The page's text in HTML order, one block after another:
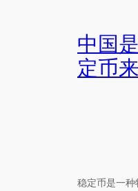
中国
定币
稳定币是一